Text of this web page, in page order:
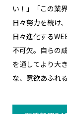
い！」「この業
日々努力を続け
日々進化する
不可欠。自らの
を通してより大
な、意欲あふれ